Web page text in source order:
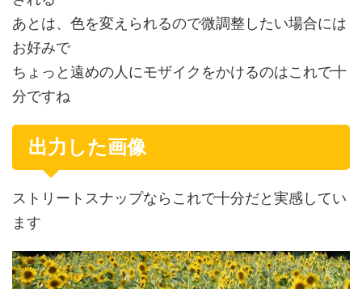
あとは、色を変えられるので微調整したい場合には
お好みで
ちょっと遠めの人にモザイクをかけるのはこれで十
分ですね
出力した画像
ストリートスナップならこれで十分だと実感してい
ます